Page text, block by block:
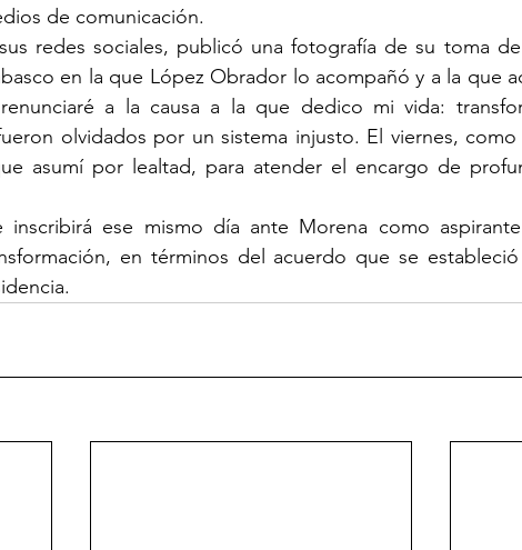
de comunicación.
redes sociales, publicó una fotografía de su toma
en la que López Obrador lo acompañó y a la que
renunciaré a la causa a la que dedico mi vida:
olvidados por un sistema injusto. El viernes,
asumí por lealtad, para atender el encargo de
inscribirá ese mismo día ante Morena como
en términos del acuerdo que se